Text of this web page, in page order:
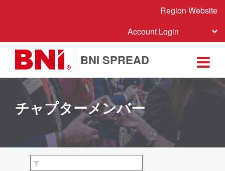
Region Website
Account Login
BNI SPREAD
チャプターメンバー